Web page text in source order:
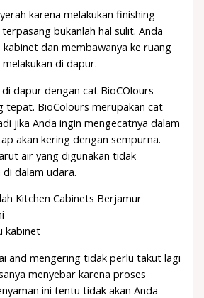
karena melakukan finishing
bukanlah hal sulit. Anda
dan membawanya ke ruang
di dapur.
dapur dengan cat BioCOlours
tepat. BioColours merupakan cat
jika Anda ingin mengecatnya dalam
akan kering dengan sempurna.
air yang digunakan tidak
dalam udara.
kabinet
and mengering tidak perlu takut lagi
menyebar karena proses
ini tentu tidak akan Anda